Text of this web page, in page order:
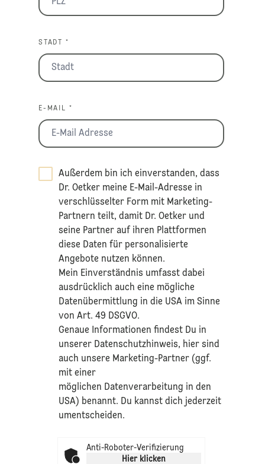
STADT *
E-MAIL *
Außerdem bin ich einverstanden, dass
Dr. Oetker meine E-Mail-Adresse in
verschlüsselter Form mit Marketing-
Partnern teilt, damit Dr. Oetker und
seine Partner auf ihren Plattformen
diese Daten für personalisierte
Angebote nutzen können.
Mein Einverständnis umfasst dabei
ausdrücklich auch eine mögliche
Datenübermittlung in die USA im Sinne
von Art. 49 DSGVO.​
​Genaue Informationen findest Du in
unserer Datenschutzhinweis, hier sind
auch unsere Marketing-Partner (ggf.
mit einer
möglichen Datenverarbeitung in den
USA) benannt. Du kannst dich jederzeit
umentscheiden.
Anti-Roboter-Verifizierung
Hier klicken